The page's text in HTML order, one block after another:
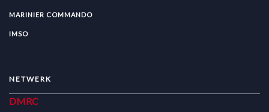
MARINIER COMMANDO
IMSO
NETWERK
DMRC